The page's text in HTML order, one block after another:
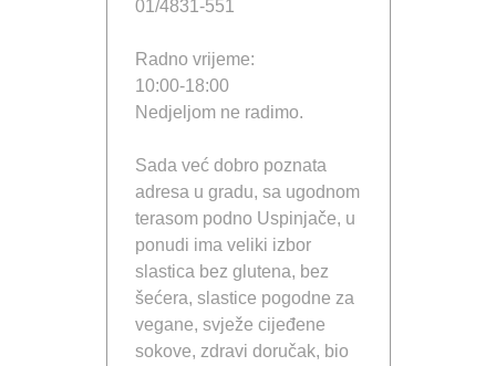
01/4831-551
Radno vrijeme:
10:00-18:00
Nedjeljom ne radimo.
Sada već dobro poznata
adresa u gradu, sa ugodnom
terasom podno Uspinjače, u
ponudi ima veliki izbor
slastica bez glutena, bez
šećera, slastice pogodne za
vegane, svježe cijeđene
sokove, zdravi doručak, bio